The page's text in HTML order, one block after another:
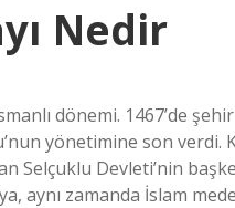
Nedir
dönemi. 1467’de
yönetimine son verdi.
Selçuklu Devleti’nin
aynı zamanda İslam